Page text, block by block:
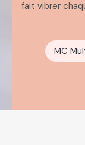
fait vibrer
MC